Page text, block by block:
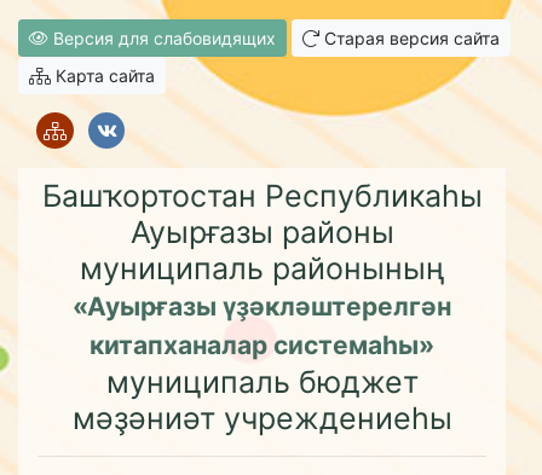
Версия для слабовидящих
Старая версия сайта
Карта сайта
Башҡортостан Республикаһы
Ауырғазы районы
муниципаль районының
«Ауырғазы үҙәкләштерелгән
китапханалар системаһы»
муниципаль бюджет
мәҙәниәт учреждениеһы